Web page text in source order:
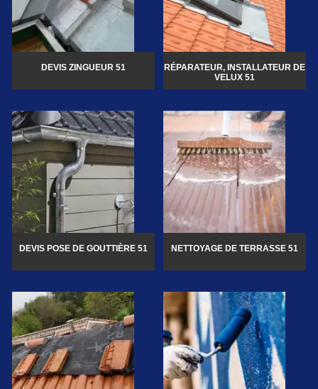
DEVIS ZINGUEUR 51
RÉPARATEUR, INSTALLATEUR DE
VELUX 51
DEVIS POSE DE GOUTTIÈRE 51 NETTOYAGE DE TERRASSE 51